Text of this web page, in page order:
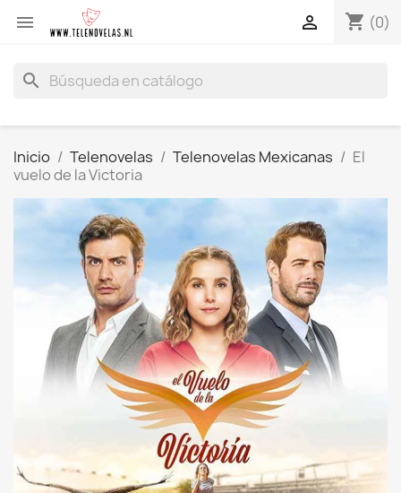
 shopping_cart (0)

search
Inicio Telenovelas Telenovelas Mexicanas
El
vuelo de la Victoria